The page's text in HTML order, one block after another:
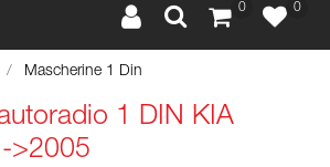
0 0
Mascherine 1 Din
1 DIN KIA
>2005